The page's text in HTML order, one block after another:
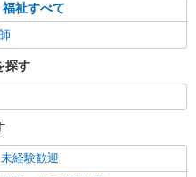
祉すべて
探す
未経験歓迎